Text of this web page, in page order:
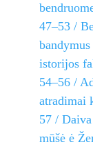
47–53 /
istorijos
54–56 /
atradimai
57 /
mūšė ė